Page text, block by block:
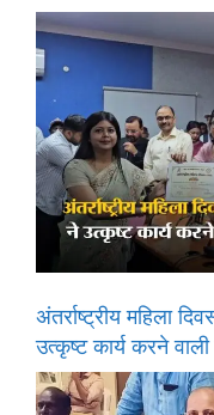
अंतर्राष्ट्रीय महिला
उत्कृष्ट कार्य करने